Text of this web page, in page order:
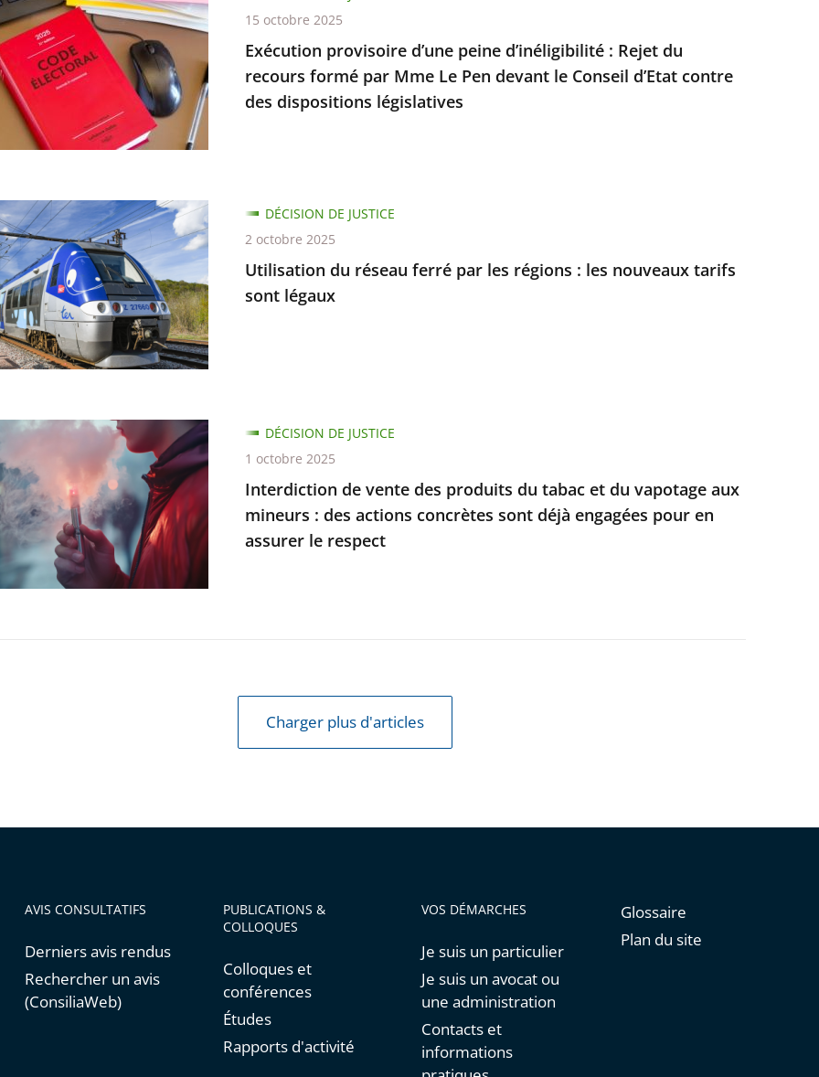
Exécution provisoire d’une peine d’inéligibilité : Rejet du
recours formé par Mme Le Pen devant le Conseil d’Etat contre
des dispositions législatives
15 octobre 2025
Utilisation du réseau ferré par les régions : les nouveaux tarifs
sont légaux
DÉCISION DE JUSTICE
2 octobre 2025
Interdiction de vente des produits du tabac et du vapotage aux
mineurs : des actions concrètes sont déjà engagées pour en
assurer le respect
DÉCISION DE JUSTICE
1 octobre 2025
Charger plus d'articles
AVIS CONSULTATIFS
Derniers avis rendus
Rechercher un avis
(ConsiliaWeb)
PUBLICATIONS &
COLLOQUES
Colloques et
conférences
Études
Rapports d'activité
VOS DÉMARCHES
Je suis un particulier
Je suis un avocat ou
une administration
Contacts et
informations
Glossaire
Plan du site